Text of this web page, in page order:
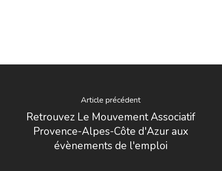
Article précédent
Retrouvez Le Mouvement Associatif
Provence-Alpes-Côte d'Azur aux
évènements de l'emploi